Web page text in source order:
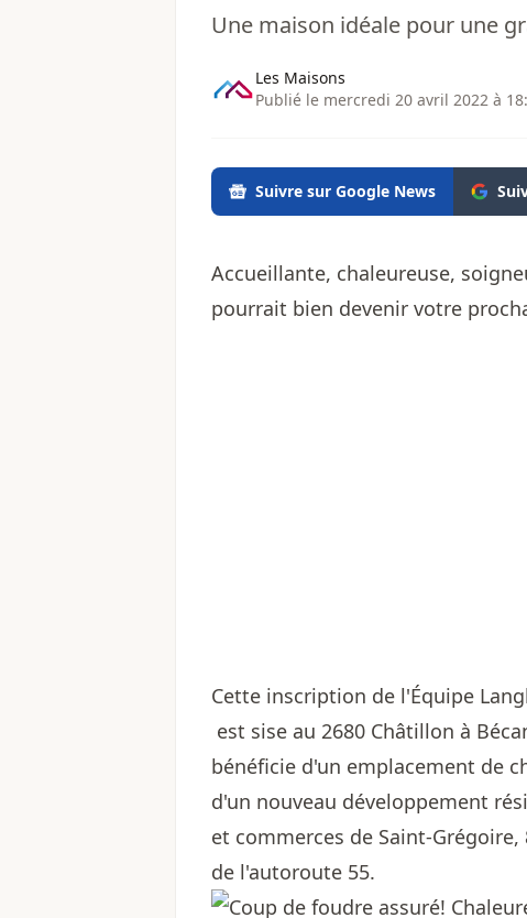
Une maison idéale pour une
Les Maisons
Publié le mercredi 20 avril 2022 à
Suivre sur Google News
Accueillante, chaleureuse,
pourrait bien devenir votre
Cette inscription de l'Équipe
est sise au 2680 Châtillon à
bénéficie d'un emplacement de
d'un nouveau développement
et commerces de Saint-
de l'autoroute 55.